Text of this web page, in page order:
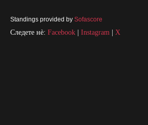
Standings provided by Sofascore
Следете нè: Facebook | Instagram | X